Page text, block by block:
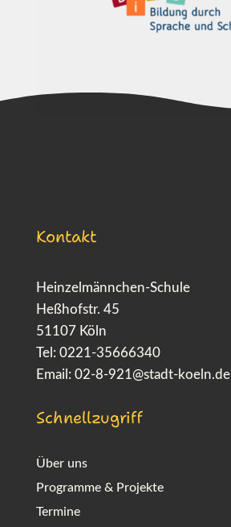
Kontakt
Heinzelmännchen-Schule
Heßhofstr. 45
51107 Köln
Tel: 0221-35666340
Email: 02-8-921@stadt-koeln.de
Schnellzugriff
Über uns
Programme & Projekte
Termine